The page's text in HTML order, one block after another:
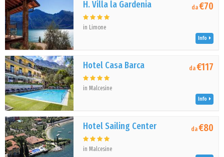
H. Villa la Gardenia
in Limone
da€70
Info
Hotel Casa Barca
in Malcesine
da€117
Info
Hotel Sailing Center
in Malcesine
da€80